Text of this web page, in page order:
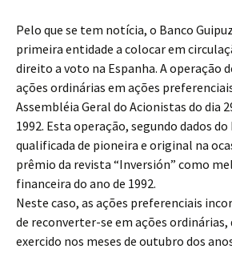
Pelo que se tem notícia, o Banco
primeira entidade a colocar em
direito a voto na Espanha. A operação
ações ordinárias em ações
Assembléia Geral do Acionistas do dia
1992. Esta operação, segundo dados
qualificada de pioneira e original na
prêmio da revista “Inversión” como
financeira do ano de 1992.
Neste caso, as ações preferenciais
de reconverter-se em ações
exercido nos meses de outubro dos